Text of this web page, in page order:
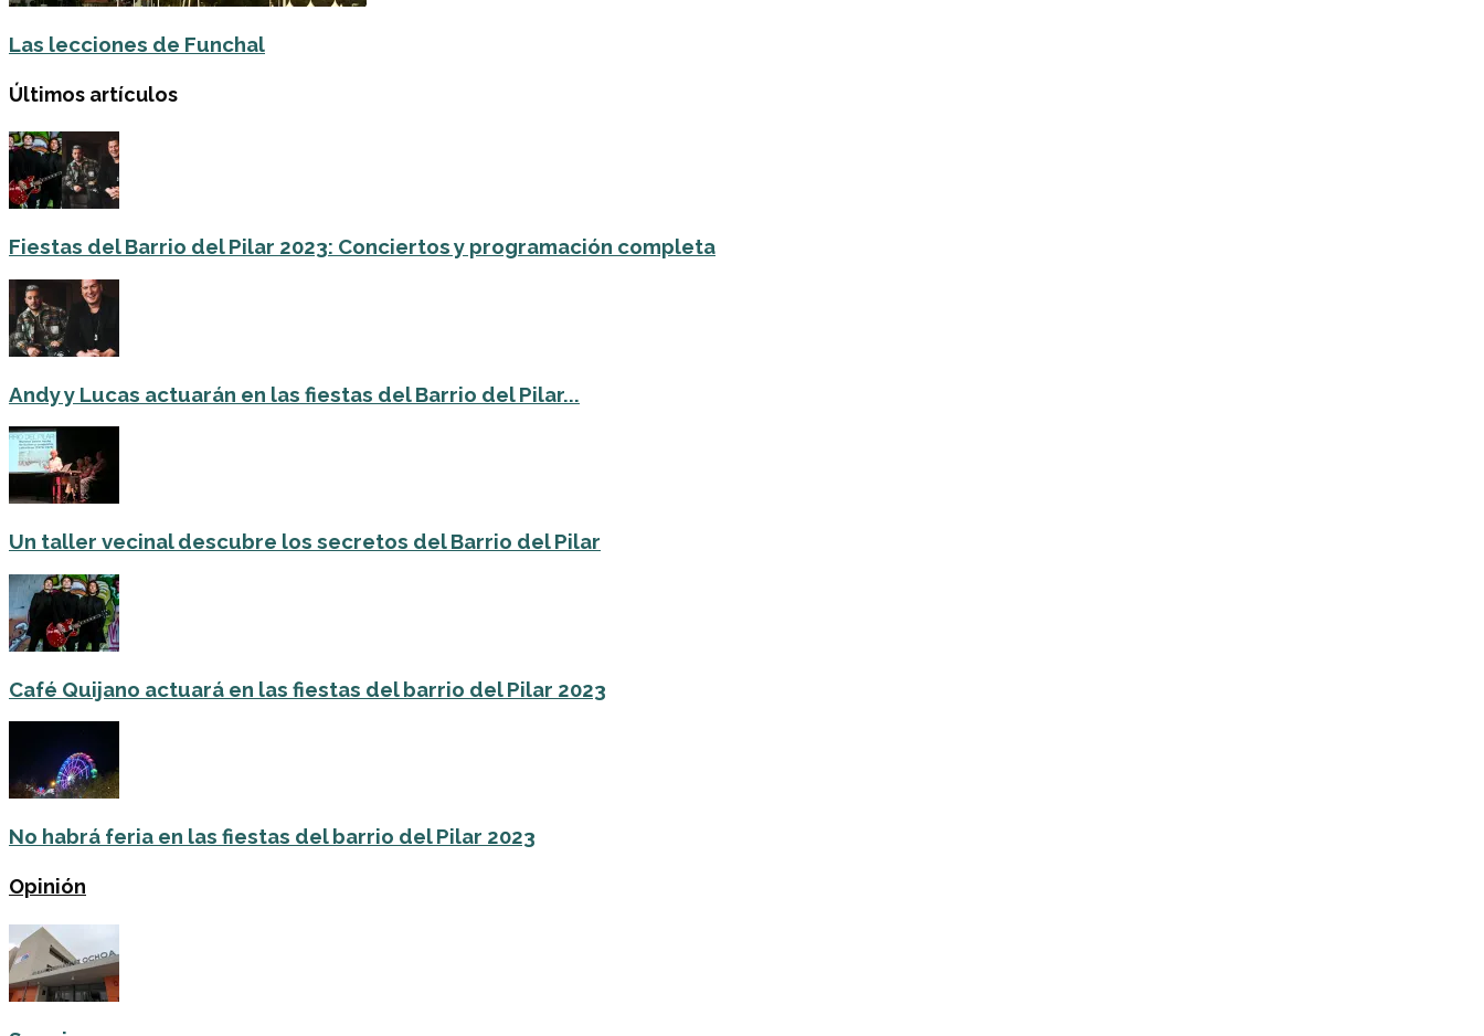
Las lecciones de Funchal
Últimos artículos
Fiestas del Barrio del Pilar 2023: Conciertos y programación completa
Andy y Lucas actuarán en las fiestas del Barrio del Pilar...
Un taller vecinal descubre los secretos del Barrio del Pilar
Café Quijano actuará en las fiestas del barrio del Pilar 2023
No habrá feria en las fiestas del barrio del Pilar 2023
Opinión